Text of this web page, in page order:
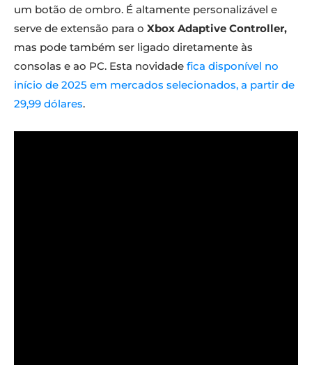
um botão de ombro. É altamente personalizável e
serve de extensão para o Xbox Adaptive Controller,
mas pode também ser ligado diretamente às
consolas e ao PC. Esta novidade fica disponível no
início de 2025 em mercados selecionados, a partir de
29,99 dólares.